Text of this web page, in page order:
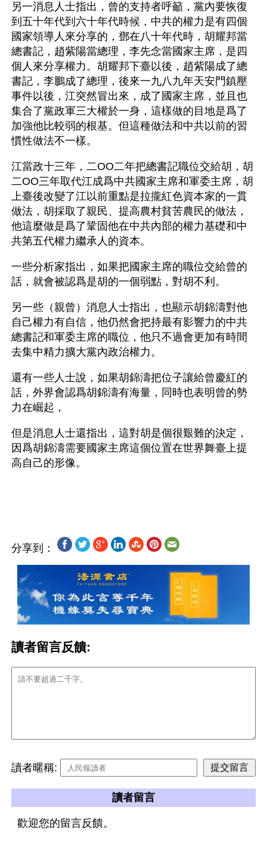
另一消息人士指出，曾的支持者呼籲，黨內要恢復
到五十年代到六十年代時候，中共的權力是有四個
國家領導人來分享的，鄧在八十年代時，胡耀邦當
總書記，趙紫陽當總理，李先念當國家主席，是四
個人來分享權力。胡耀邦下臺以後，趙紫陽成了總
書記，李鵬成了總理，後來一九八九年天安門鎮壓
事件以後，江突然冒出來，成了國家主席，並且也
集合了黨政軍三大權於一身，這樣做的目地是爲了
加強他比較弱的根基。但這種做法和中共以前的習
慣性做法不一樣。
江當政十三年，二OO二年把總書記職位交給胡，胡
二OO三年取代江成爲中共國家主席和軍委主席，胡
上臺後改變了江以前重點是拉攏紅色資本家的一貫
做法，胡採取了親民、提高農村貧苦農民的做法，
他這麼做是爲了鞏固他在中共內部的權力基礎和中
共第五代權力繼承人的資本。
一些分析家指出，如果把國家主席的職位交給曾的
話，就會被認爲是胡的一個弱點，對胡不利。
另一些（親曾）消息人士指出，也顯示胡錦濤對他
自己權力有自信，他仍然會把持最有影響力的中共
總書記和軍委主席的職位，他只不過會更加有時間
去集中精力擴大黨內政治權力。
還有一些人士說，如果胡錦濤把位子讓給曾慶紅的
話，外界會認爲胡錦濤有海量，同時也表明曾的勢
力在崛起，
但是消息人士還指出，這對胡是個很艱難的決定，
因爲胡錦濤需要國家主席這個位置在世界舞臺上提
高自己的形像。
分享到：
讀者留言反饋:
讀者暱稱:
讀者留言
歡迎您的留言反饋。